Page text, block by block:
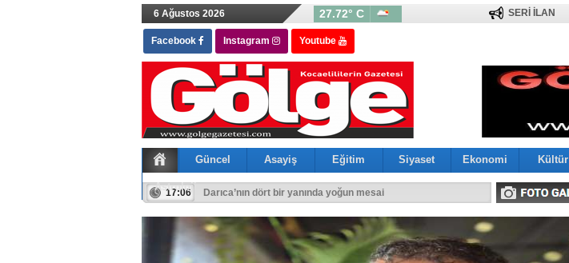
6 Ağustos 2026 27.72° C SERİ İLAN
Facebook Instagram Youtube
Güncel Asayiş Eğitim Siyaset Ekonomi Kültür
Astroloji
16:01 Büyükgöz, Gebze’nin YKS Şampiyonlarını Ağırladı